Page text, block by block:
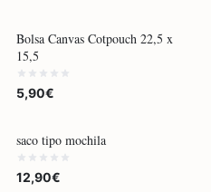
Bolsa Canvas Cotpouch 22,5 x
15,5
5,90€
saco tipo mochila
12,90€